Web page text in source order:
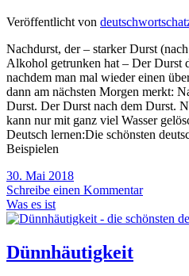
Veröffentlicht von
Nachdurst, der – starker Durst
Alkohol getrunken hat – Der Durst
nachdem man mal wieder einen
dann am nächsten Morgen merkt:
Durst. Der Durst nach dem Durst.
kann nur mit ganz viel Wasser
Deutsch lernen:Die schönsten
Beispielen
30. Mai 2018
Schreibe einen Kommentar
Was es ist
Dünnhäutigkeit